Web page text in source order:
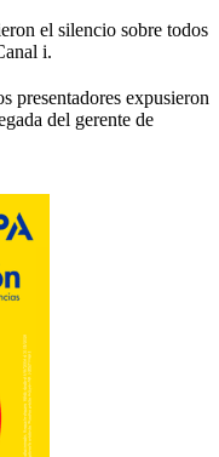
el silencio sobre todos
i.
presentadores expusieron
del gerente de